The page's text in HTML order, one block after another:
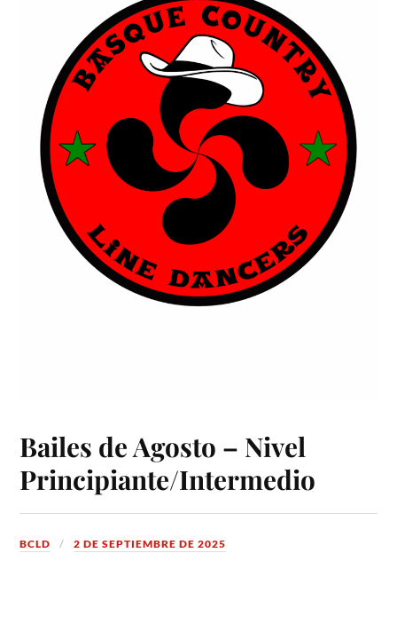
Bailes de Agosto – Nivel
Principiante/Intermedio
BCLD 2 DE SEPTIEMBRE DE 2025